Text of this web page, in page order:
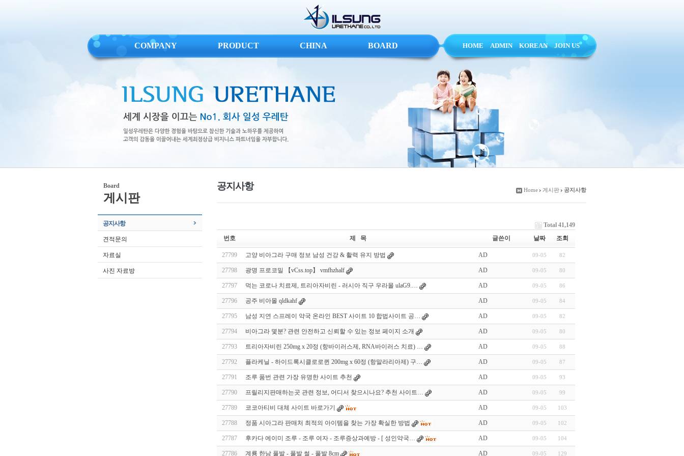
COMPANY PRODUCT CHINA BOARD HOME ADMIN KOREAN JOIN US
Board
게시판
공지사항
견적문의
자료실
사진 자료방
공지사항 Home 게시판 공지사항
Total 41,149
번호
제 목 글쓴이 날짜 조회
27799 고양 비아그라 구매 정보 남성 건강 & 활력 유지 방법 AD 09-05 82
27798 광명 프로코밀 【vCss.top】 vmfhzhalf AD 09-05 80
27797 먹는 코로나 치료제, 트리아자비린 - 러시아 직구 우라몰 ulaG9.… AD 09-05 86
27796 공주 비아몰 qldkahf AD 09-05 84
27795 남성 지연 스프레이 약국 온라인 BEST 사이트 10 합법사이트 공… AD 09-05 82
27794 비아그라 몇분? 관련 안전하고 신뢰할 수 있는 정보 페이지 소개 AD 09-05 80
27793 트리아자비린 250mg x 20정 (항바이러스제, RNA바이러스 치료) … AD 09-05 88
27792 플라케닐 - 하이드록시클로로퀸 200mg x 60정 (항말라리아제) 구… AD 09-05 87
27791 조루 품번 관련 가장 유명한 사이트 추천 AD 09-05 93
27790 프릴리지판매하는곳 관련 정보, 어디서 찾으시나요? 추천 사이트… AD 09-05 99
27789 코코아티비 대체 사이트 바로가기 AD 09-05 103
27788 정품 시아그라 판매처 최적의 아이템을 찾는 가장 확실한 방법 AD 09-05 102
27787 후카다 에이미 조루 - 조루 여자 - 조루증상과예방 - [ 성인약국… AD 09-05 104
27786 계룡 한남 풀발 - 풀발 썰 - 풀발 8cm AD 09-05 129